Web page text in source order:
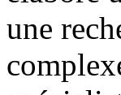
une